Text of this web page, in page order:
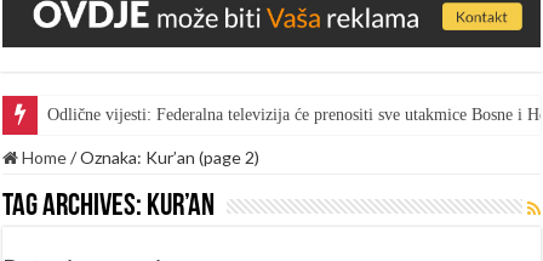
Odlične vijesti: Federalna televizija će prenositi sve utakmice Bosne i
Home/Oznaka: Kur’an (page 2)
Tag Archives: Kur’an